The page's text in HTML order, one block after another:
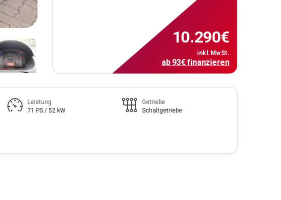
10.290€
inkl.MwSt.
ab 93€finanzieren
Leistung
71 PS / 52 kW
Getriebe
Schaltgetriebe